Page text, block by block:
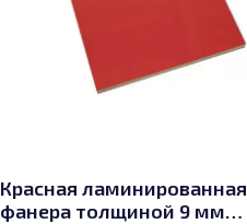
Красная ламинированная
фанера толщиной 9 мм